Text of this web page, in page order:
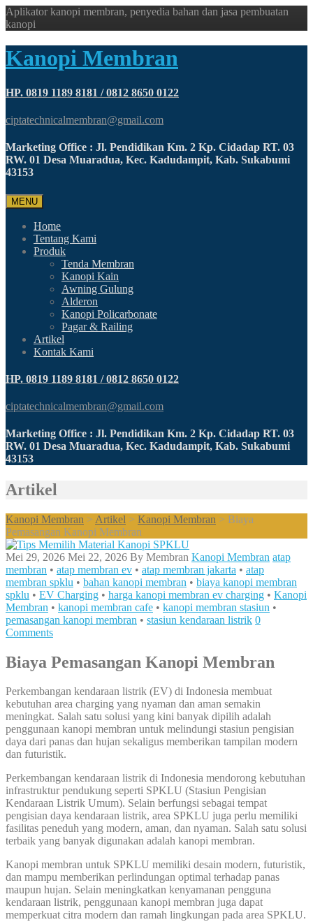
Aplikator kanopi membran, penyedia bahan dan jasa pembuatan
kanopi
Kanopi Membran
HP. 0819 1189 8181 / 0812 8650 0122
ciptatechnicalmembran@gmail.com
Marketing Office : Jl. Pendidikan Km. 2 Kp. Cidadap RT. 03
RW. 01 Desa Muaradua, Kec. Kadudampit, Kab. Sukabumi
43153
MENU
Home
Tentang Kami
Produk
Tenda Membran
Kanopi Kain
Awning Gulung
Alderon
Kanopi Policarbonate
Pagar & Railing
Artikel
Kontak Kami
HP. 0819 1189 8181 / 0812 8650 0122
ciptatechnicalmembran@gmail.com
Marketing Office : Jl. Pendidikan Km. 2 Kp. Cidadap RT. 03
RW. 01 Desa Muaradua, Kec. Kadudampit, Kab. Sukabumi
43153
Artikel
Kanopi Membran > Artikel > Kanopi Membran > Biaya
Pemasangan Kanopi Membran
Mei 29, 2026 Mei 22, 2026 By Membran Kanopi Membran atap
membran • atap membran ev • atap membran jakarta • atap
membran spklu • bahan kanopi membran • biaya kanopi membran
spklu • EV Charging • harga kanopi membran ev charging • Kanopi
Membran • kanopi membran cafe • kanopi membran stasiun •
pemasangan kanopi membran • stasiun kendaraan listrik 0
Comments
Biaya Pemasangan Kanopi Membran
Perkembangan kendaraan listrik (EV) di Indonesia membuat
kebutuhan area charging yang nyaman dan aman semakin
meningkat. Salah satu solusi yang kini banyak dipilih adalah
penggunaan kanopi membran untuk melindungi stasiun pengisian
daya dari panas dan hujan sekaligus memberikan tampilan modern
dan futuristik.
Perkembangan kendaraan listrik di Indonesia mendorong kebutuhan
infrastruktur pendukung seperti SPKLU (Stasiun Pengisian
Kendaraan Listrik Umum). Selain berfungsi sebagai tempat
pengisian daya kendaraan listrik, area SPKLU juga perlu memiliki
fasilitas peneduh yang modern, aman, dan nyaman. Salah satu solusi
terbaik yang banyak digunakan adalah kanopi membran.
Kanopi membran untuk SPKLU memiliki desain modern, futuristik,
dan mampu memberikan perlindungan optimal terhadap panas
maupun hujan. Selain meningkatkan kenyamanan pengguna
kendaraan listrik, penggunaan kanopi membran juga dapat
memperkuat citra modern dan ramah lingkungan pada area SPKLU.